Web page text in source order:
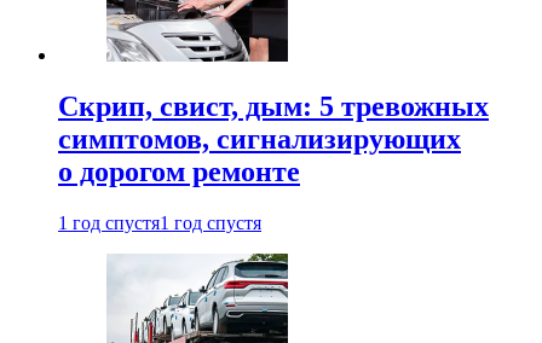
Скрип, свист, дым: 5 тревожных
симптомов, сигнализирующих
о дорогом ремонте
1 год спустя1 год спустя